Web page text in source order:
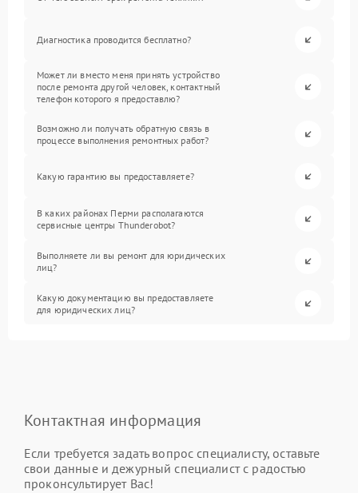
Диагностика проводится бесплатно?
Может ли вместо меня принять устройство
после ремонта другой человек, контактный
телефон которого я предоставлю?
Возможно ли получать обратную связь в
процессе выполнения ремонтных работ?
Какую гарантию вы предоставляете?
В каких районах Перми располагаются
сервисные центры Thunderobot?
Выполняете ли вы ремонт для юридических
лиц?
Какую документацию вы предоставляете
для юридических лиц?
Контактная информация
Если требуется задать вопрос специалисту, оставьте
свои данные и дежурный специалист с радостью
проконсультирует Вас!